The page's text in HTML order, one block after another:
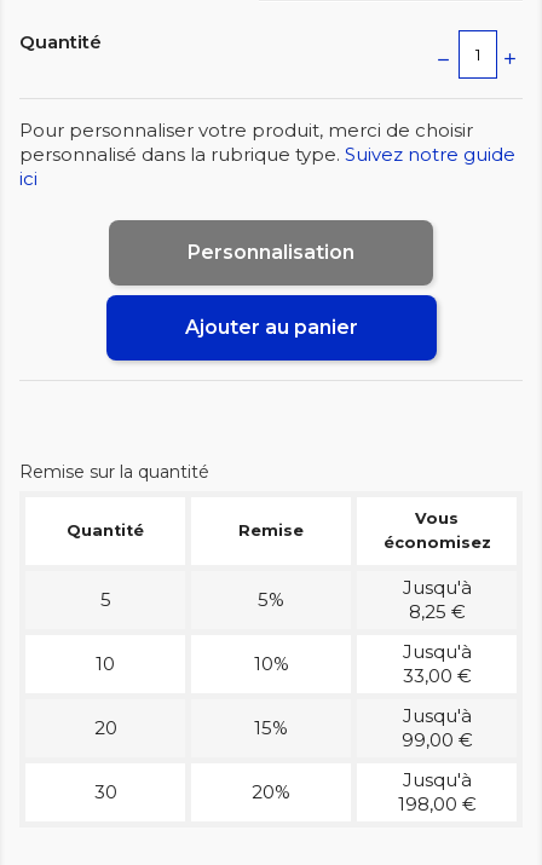
Quantité
Pour personnaliser votre produit, merci de choisir
personnalisé dans la rubrique type. Suivez notre guide
ici
Personnalisation
Ajouter au panier
Remise sur la quantité
Quantité Remise
Vous
économisez
5 5%
Jusqu'à
8,25 €
10 10%
Jusqu'à
33,00 €
20 15%
Jusqu'à
99,00 €
30 20%
Jusqu'à
198,00 €